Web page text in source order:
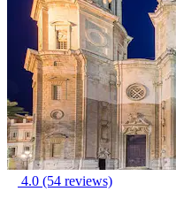
4.0 (54 reviews)